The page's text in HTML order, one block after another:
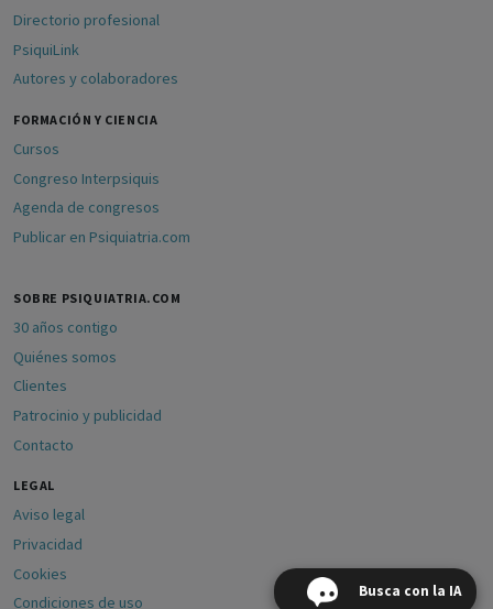
Busca con la IA
Directorio profesional
PsiquiLink
Autores y colaboradores
FORMACIÓN Y CIENCIA
Cursos
Congreso Interpsiquis
Agenda de congresos
Publicar en Psiquiatria.com
SOBRE PSIQUIATRIA.COM
30 años contigo
Quiénes somos
Clientes
Patrocinio y publicidad
Contacto
LEGAL
Aviso legal
Privacidad
Cookies
Condiciones de uso